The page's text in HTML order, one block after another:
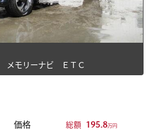
メモリーナビ ＥＴＣ
価格 総額 195.8万円